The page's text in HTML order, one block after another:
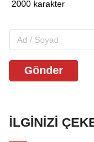
Gönder
İLGINIZI